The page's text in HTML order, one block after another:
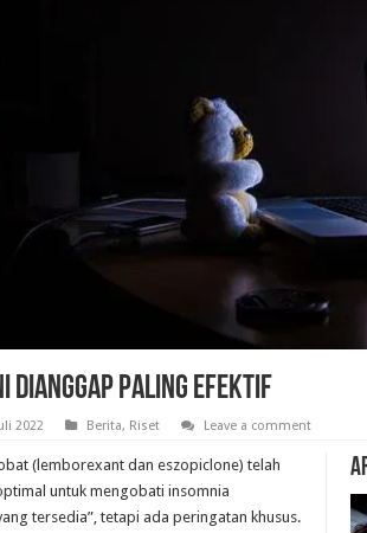
Dianggap Paling Efektif
2022 Berita, Riset Leave a comment
(lemborexant dan eszopiclone) telah
untuk mengobati insomnia
tersedia”, tetapi ada peringatan khusus.